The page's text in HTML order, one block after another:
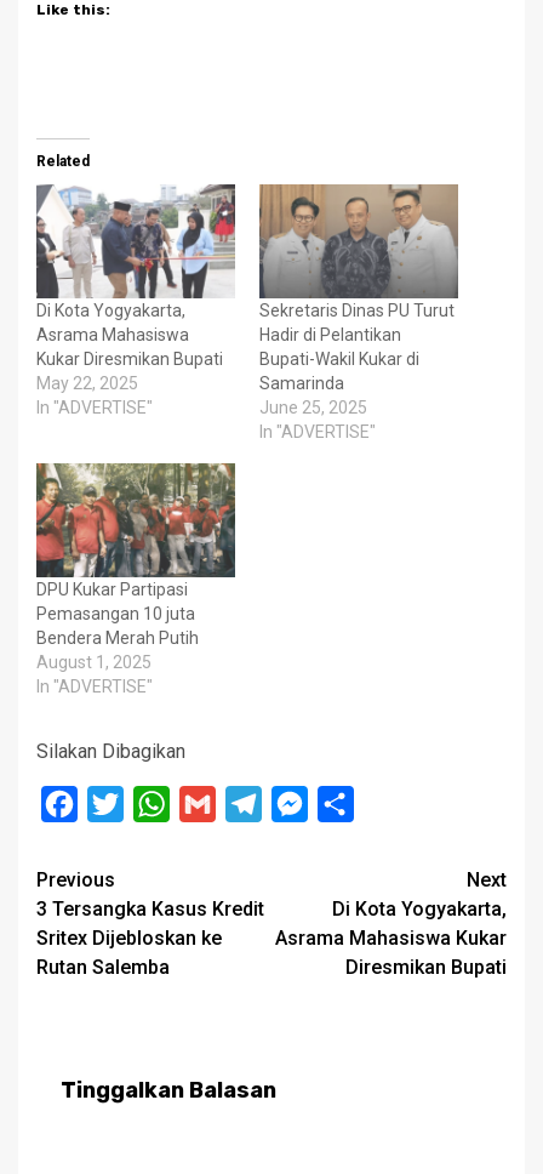
Like this:
Related
Di Kota Yogyakarta,
Asrama Mahasiswa
Kukar Diresmikan Bupati
May 22, 2025
In "ADVERTISE"
Sekretaris Dinas PU Turut
Hadir di Pelantikan
Bupati-Wakil Kukar di
Samarinda
June 25, 2025
In "ADVERTISE"
DPU Kukar Partipasi
Pemasangan 10 juta
Bendera Merah Putih
August 1, 2025
In "ADVERTISE"
Silakan Dibagikan
Facebook
Twitter WhatsApp
Gmail TelegramMessenger
Post
navigation
Previous
3 Tersangka Kasus Kredit
Sritex Dijebloskan ke
Rutan Salemba
Next
Di Kota Yogyakarta,
Asrama Mahasiswa Kukar
Diresmikan Bupati
Tinggalkan Balasan